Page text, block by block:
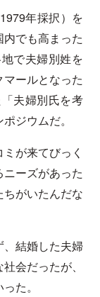
年採択）を
でも高まった
で夫婦別姓を
ールとなった
夫婦別氏を考
ジウムだ。
が来てびっく
ーズがあった
がいたんだな
結婚した夫婦
会だったが、
た。